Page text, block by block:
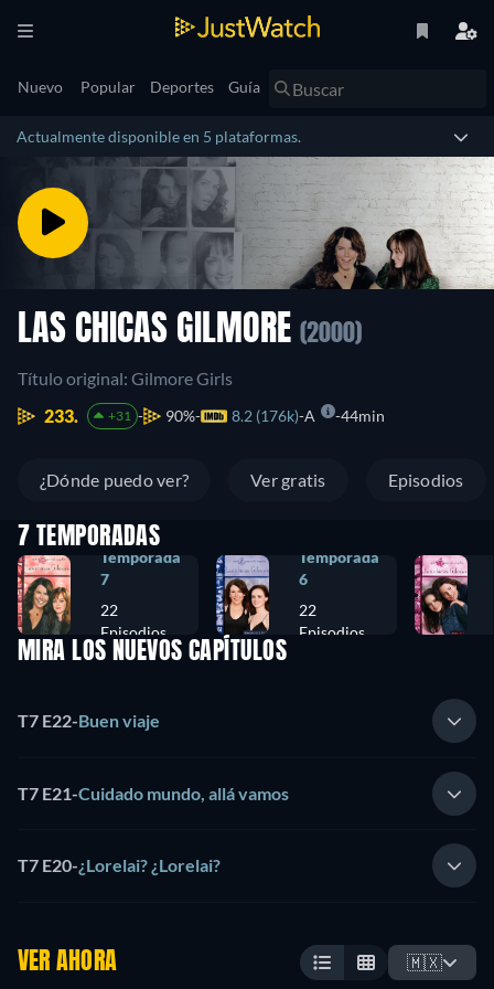
Nuevo Popular Deportes Guía
Actualmente disponible en 5 plataformas.
LAS CHICAS GILMORE (2000)
Título original: Gilmore Girls
233.
+31 90% 8.2 (176k) A 44min
¿Dónde puedo ver? Ver gratis Episodios
7 TEMPORADAS
Temporada
7
22
Episodios
Temporada
6
22
Episodios
MIRA LOS NUEVOS CAPÍTULOS
T7 E22-Buen viaje
T7 E21-Cuidado mundo, allá vamos
T7 E20-¿Lorelai? ¿Lorelai?
VER AHORA 🇲🇽